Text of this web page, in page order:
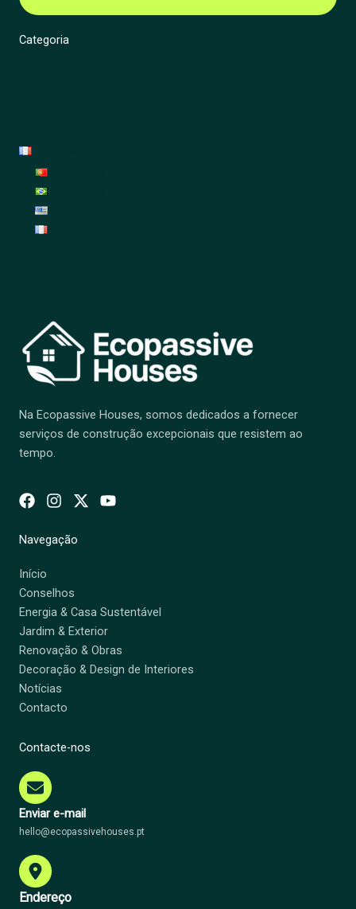
Categoria
Na Ecopassive Houses, somos dedicados a fornecer
serviços de construção excepcionais que resistem ao
tempo.
Navegação
Início
Conselhos
Energia & Casa Sustentável
Jardim & Exterior
Renovação & Obras
Decoração & Design de Interiores
Notícias
Contacto
Contacte-nos
Enviar e-mail
hello@ecopassivehouses.pt
Endereço